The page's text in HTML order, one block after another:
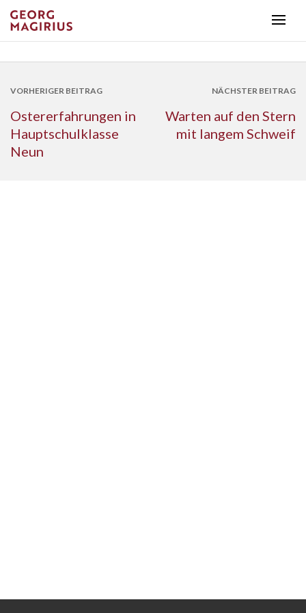
VORHERIGER BEITRAG
Ostererfahrungen in
Hauptschulklasse
Neun
NÄCHSTER BEITRAG
Warten auf den Stern
mit langem Schweif